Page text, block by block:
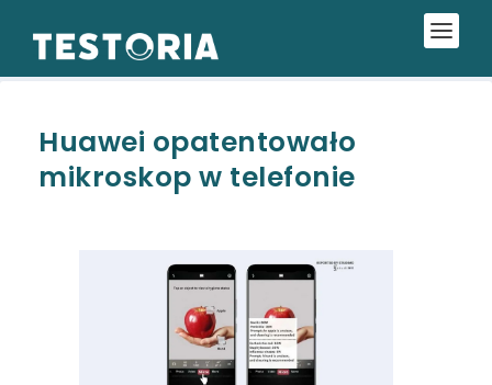
Huawei opatentowało
mikroskop w telefonie